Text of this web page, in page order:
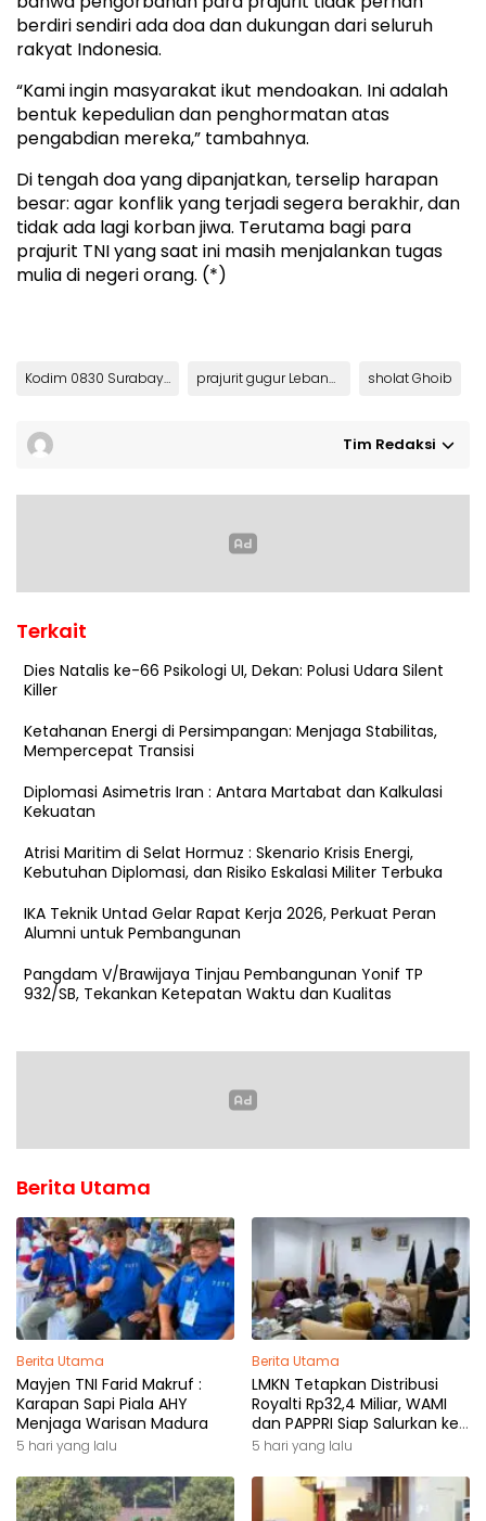
berdiri sendiri ada doa dan dukungan dari seluruh
rakyat Indonesia.
“Kami ingin masyarakat ikut mendoakan. Ini adalah
bentuk kepedulian dan penghormatan atas
pengabdian mereka,” tambahnya.
Di tengah doa yang dipanjatkan, terselip harapan
besar: agar konflik yang terjadi segera berakhir, dan
tidak ada lagi korban jiwa. Terutama bagi para
prajurit TNI yang saat ini masih menjalankan tugas
mulia di negeri orang. (*)
Kodim 0830 Surabaya prajurit gugur Lebanon sholat Ghoib
Tim Redaksi
Terkait
Dies Natalis ke-66 Psikologi UI, Dekan: Polusi Udara Silent
Killer
Ketahanan Energi di Persimpangan: Menjaga Stabilitas,
Mempercepat Transisi
Diplomasi Asimetris Iran : Antara Martabat dan Kalkulasi
Kekuatan
Atrisi Maritim di Selat Hormuz : Skenario Krisis Energi,
Kebutuhan Diplomasi, dan Risiko Eskalasi Militer Terbuka
IKA Teknik Untad Gelar Rapat Kerja 2026, Perkuat Peran
Alumni untuk Pembangunan
Pangdam V/Brawijaya Tinjau Pembangunan Yonif TP
932/SB, Tekankan Ketepatan Waktu dan Kualitas
Berita Utama
Berita Utama
Mayjen TNI Farid Makruf :
Karapan Sapi Piala AHY
Menjaga Warisan Madura
5 hari yang lalu
Berita Utama
LMKN Tetapkan Distribusi
Royalti Rp32,4 Miliar, WAMI
dan PAPPRI Siap Salurkan ke
Pemilik Hak
5 hari yang lalu